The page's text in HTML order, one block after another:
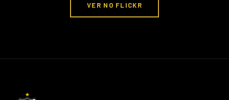
VER NO FLICKR